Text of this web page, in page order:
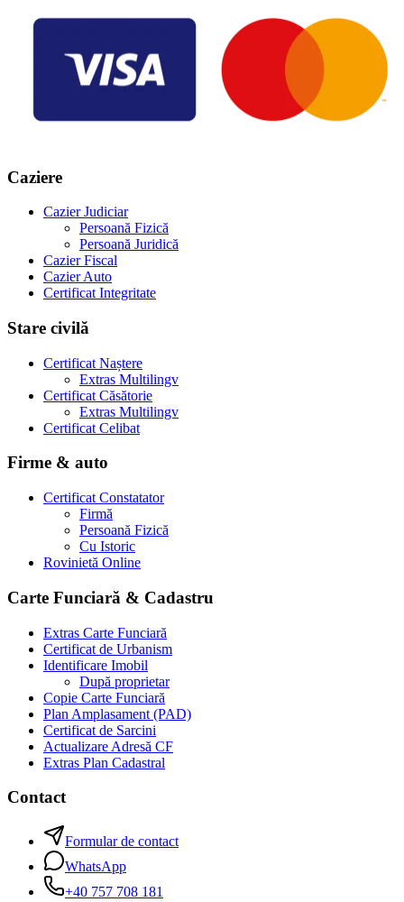
Caziere
Cazier Judiciar
Persoană Fizică
Persoană Juridică
Cazier Fiscal
Cazier Auto
Certificat Integritate
Stare civilă
Certificat Naștere
Extras Multilingv
Certificat Căsătorie
Extras Multilingv
Certificat Celibat
Firme & auto
Certificat Constatator
Firmă
Persoană Fizică
Cu Istoric
Rovinietă Online
Carte Funciară & Cadastru
Extras Carte Funciară
Certificat de Urbanism
Identificare Imobil
După proprietar
Copie Carte Funciară
Plan Amplasament (PAD)
Certificat de Sarcini
Actualizare Adresă CF
Extras Plan Cadastral
Contact
Formular de contact
WhatsApp
+40 757 708 181